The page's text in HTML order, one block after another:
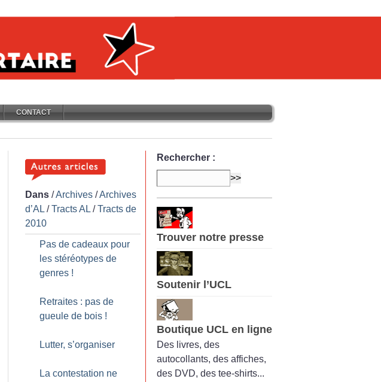
CONTACT
Dans /Archives /Archives
d’AL /Tracts AL /Tracts de
2010
Pas de cadeaux pour
les stéréotypes de
genres !
Retraites : pas de
gueule de bois !
Lutter, s’organiser
La contestation ne
Rechercher :
Trouver notre presse
Soutenir l’UCL
Boutique UCL en ligne
Des livres, des
autocollants, des affiches,
des DVD, des tee-shirts...